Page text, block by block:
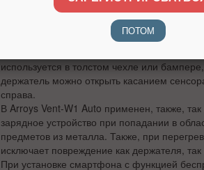
чехлах-книжках. Его открытие
сенсора на лицевой панели. Такое
срабатывания, происходящие просто при
держателей с использованием
используется в толстом чехле или
держатель можно открыть касанием
справа.
В Arroys Vent-W1 Auto применен, также,
зарядное устройство при попадании в
предметов из металла. Также, при
исключает повреждение как держателя,
При установке смартфона с функцией
ПОТОМ